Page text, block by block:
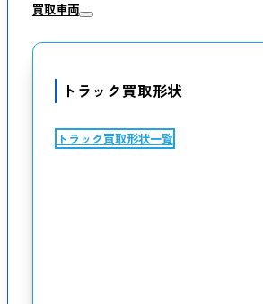
買取車両
トラック買取形状
トラック買取形状一覧